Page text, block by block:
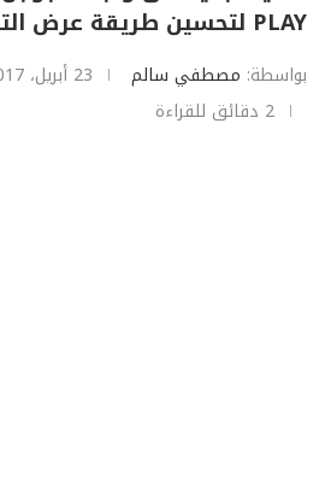
PLAY لتحسين طريقة عرض التطبيقات
بواسطة: مصطفي سالم 23 أبريل، 2017
2 دقائق للقراءة